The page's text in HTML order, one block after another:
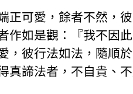
正可愛，餘者不然，
作如是觀：『我不因
，彼行法如法，隨順
真諦法者，不自貴、